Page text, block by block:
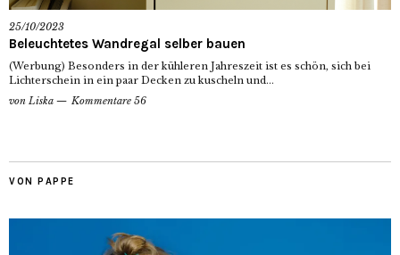
25/10/2023
Beleuchtetes Wandregal selber bauen
(Werbung) Besonders in der kühleren Jahreszeit ist es schön, sich bei
Lichterschein in ein paar Decken zu kuscheln und...
von Liska Kommentare 56
VON PAPPE